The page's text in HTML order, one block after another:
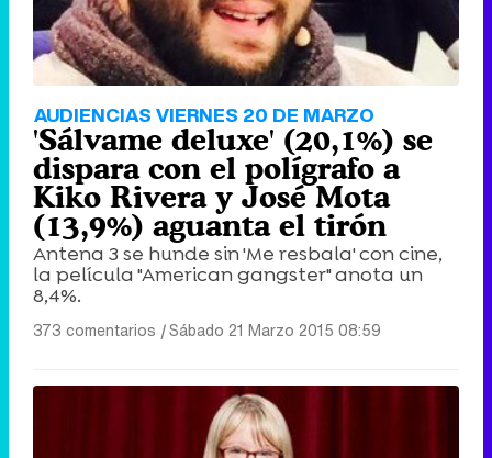
AUDIENCIAS VIERNES 20 DE MARZO
'Sálvame deluxe' (20,1%) se
dispara con el polígrafo a
Kiko Rivera y José Mota
(13,9%) aguanta el tirón
Antena 3 se hunde sin 'Me resbala' con cine,
la película "American gangster" anota un
8,4%.
373 comentarios |Sábado 21 Marzo 2015 08:59